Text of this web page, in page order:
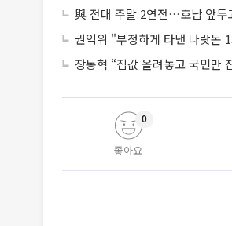
與 전대 주말 2연전…호남 앞두
권익위 "부정하게 타낸 나랏돈
장동혁 “집값 올려놓고 국민만
좋아요
0